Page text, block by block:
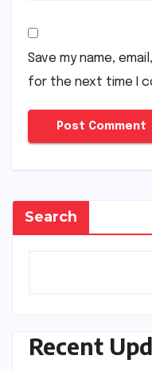
Save my name,
for the next time I
Search
Recent